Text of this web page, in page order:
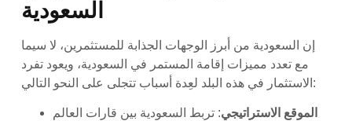
السعودية
إن السعودية من أبرز الوجهات الجذابة للمستثمرين، لا سيما
مع تعدد مميزات إقامة المستمر في السعودية، ويعود تفرد
الاستثمار في هذه البلد لعِدة أسباب تتجلى على النحو التالي:
الموقع الاستراتيجي: تربط السعودية بين قارات العالم